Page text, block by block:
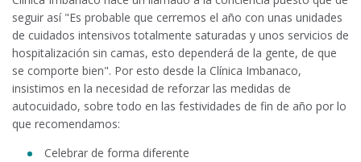
seguir así "Es probable que cerremos el año con unas unidades
de cuidados intensivos totalmente saturadas y unos servicios de
hospitalización sin camas, esto dependerá de la gente, de que
se comporte bien". Por esto desde la Clínica Imbanaco,
insistimos en la necesidad de reforzar las medidas de
autocuidado, sobre todo en las festividades de fin de año por lo
que recomendamos:
Celebrar de forma diferente